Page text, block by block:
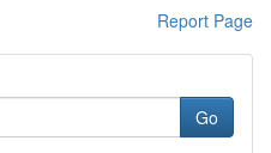
Report Page
Go